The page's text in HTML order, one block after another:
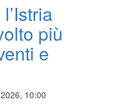
più
e
10:00